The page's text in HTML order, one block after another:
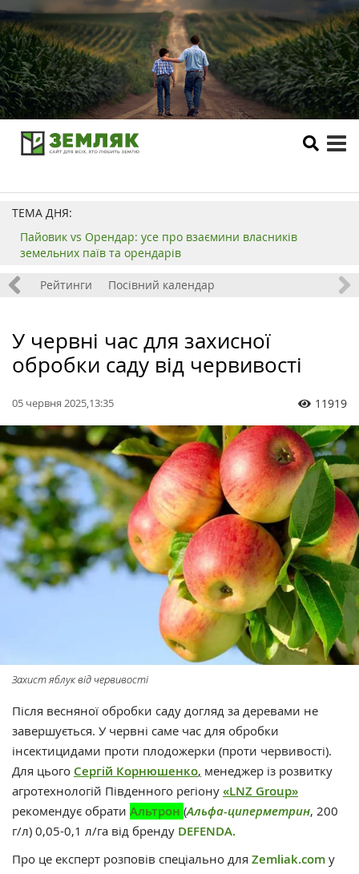
ТЕМА ДНЯ:
Пайовик vs Орендар: усе про взаємини власників
земельних паїв та орендарів
Рейтинги Посівний календар
У червні час для захисної
обробки саду від червивості
05 червня 2025,13:35 11919
Захист яблук від червивості
Після весняної обробки саду догляд за деревами не
завершується. У червні саме час для обробки
інсектицидами проти плодожерки (проти червивості).
Для цього Сергій Корнюшенко, менеджер із розвитку
агротехнологій Південного регіону «LNZ Group»
рекомендує обрати Альтрон (Альфа-циперметрин, 200
г/л) 0,05-0,1 л/га від бренду DEFENDA.
Про це експерт розповів спеціально для Zemliak.com у